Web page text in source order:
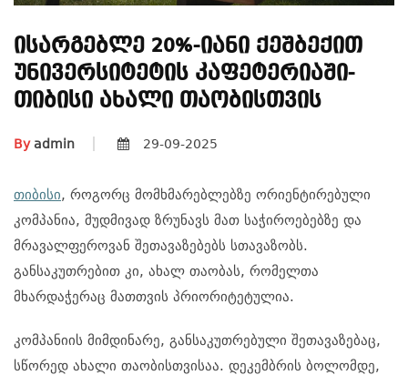
Ისარგებლე 20%-Იანი Ქეშბექით
Უნივერსიტეტის Კაფეტერიაში-
Თიბისი Ახალი Თაობისთვის
Byadmin 29-09-2025
თიბისი, როგორც მომხმარებლებზე ორიენტირებული
კომპანია, მუდმივად ზრუნავს მათ საჭიროებებზე და
მრავალფეროვან შეთავაზებებს სთავაზობს.
განსაკუთრებით კი, ახალ თაობას, რომელთა
მხარდაჭერაც მათთვის პრიორიტეტულია.
კომპანიის მიმდინარე, განსაკუთრებული შეთავაზებაც,
სწორედ ახალი თაობისთვისაა. დეკემბრის ბოლომდე,